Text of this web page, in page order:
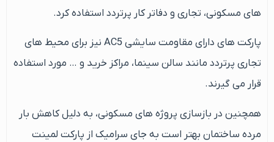
های مسکونی، تجاری و دفاتر کار پرتردد استفاده کرد.
پارکت های دارای مقاومت سایشی AC5 نیز برای محیط های
تجاری پرتردد مانند سالن سینما، مراکز خرید و … مورد استفاده
قرار می گیرند.
همچنین در بازسازی پروژه های مسکونی، به دلیل کاهش بار
مرده ساختمان بهتر است به جای سرامیک از پارکت لمینت